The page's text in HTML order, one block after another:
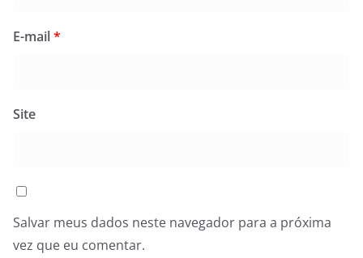
E-mail*
Site
Salvar meus dados neste navegador para a próxima
vez que eu comentar.